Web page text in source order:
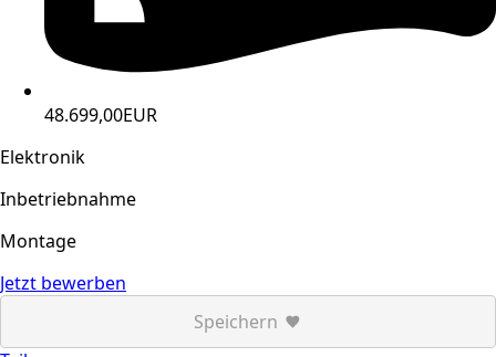
48.699,00EUR
Elektronik
Inbetriebnahme
Montage
Jetzt bewerben
Speichern